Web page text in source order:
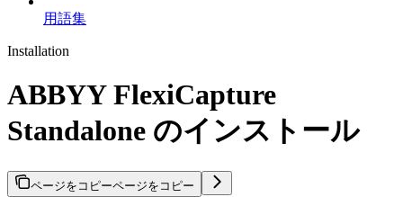
用語集
Installation
ABBYY FlexiCapture
Standalone のインストール
ページをコピーページをコピー